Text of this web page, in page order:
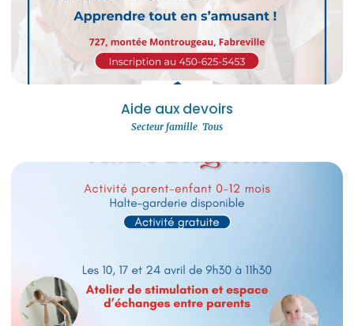
Aide aux devoirs
Secteur famille, Tous